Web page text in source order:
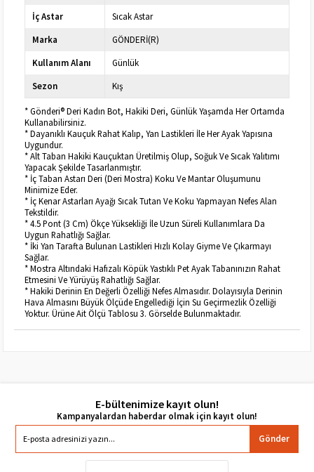
İç Astar
Sıcak Astar
Marka
GÖNDERİ(R)
Kullanım Alanı
Günlük
Sezon
Kış
* Gönderi® Deri Kadın Bot, Hakiki Deri, Günlük Yaşamda Her Ortamda
Kullanabilirsiniz.
* Dayanıklı Kauçuk Rahat Kalıp, Yan Lastikleri İle Her Ayak Yapısına
Uygundur.
* Alt Taban Hakiki Kauçuktan Üretilmiş Olup, Soğuk Ve Sıcak Yalıtımı
Yapacak Şekilde Tasarlanmıştır.
* İç Taban Astarı Deri (Deri Mostra) Koku Ve Mantar Oluşumunu
Minimize Eder.
* İç Kenar Astarları Ayağı Sıcak Tutan Ve Koku Yapmayan Nefes Alan
Tekstildir.
* 4.5 Pont (3 Cm) Ökçe Yüksekliği İle Uzun Süreli Kullanımlara Da
Uygun Rahatlığı Sağlar.
* İki Yan Tarafta Bulunan Lastikleri Hızlı Kolay Giyme Ve Çıkarmayı
Sağlar.
* Mostra Altındaki Hafızalı Köpük Yastıklı Pet Ayak Tabanınızın Rahat
Etmesini Ve Yürüyüş Rahatlığı Sağlar.
* Hakiki Derinin En Değerli Özelliği Nefes Almasıdır. Dolayısıyla Derinin
Hava Almasını Büyük Ölçüde Engellediği İçin Su Geçirmezlik Özelliği
Yoktur. Ürüne Ait Ölçü Tablosu 3. Görselde Bulunmaktadır.
E-bültenimize kayıt olun!
Gönder